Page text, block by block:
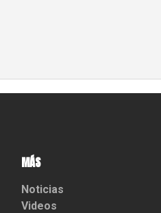
MÁS
Noticias
Videos